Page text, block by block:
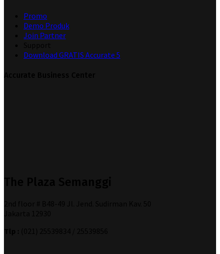
Promo
Demo Produk
Join Partner
Download GRATIS Accurate 5